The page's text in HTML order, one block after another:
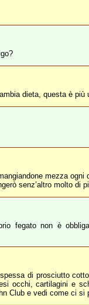
dieta, questa è più
mezza
senz’altro molto di
fegato non è
di prosciutto
occhi, cartilagini e
Club e vedi come ci si